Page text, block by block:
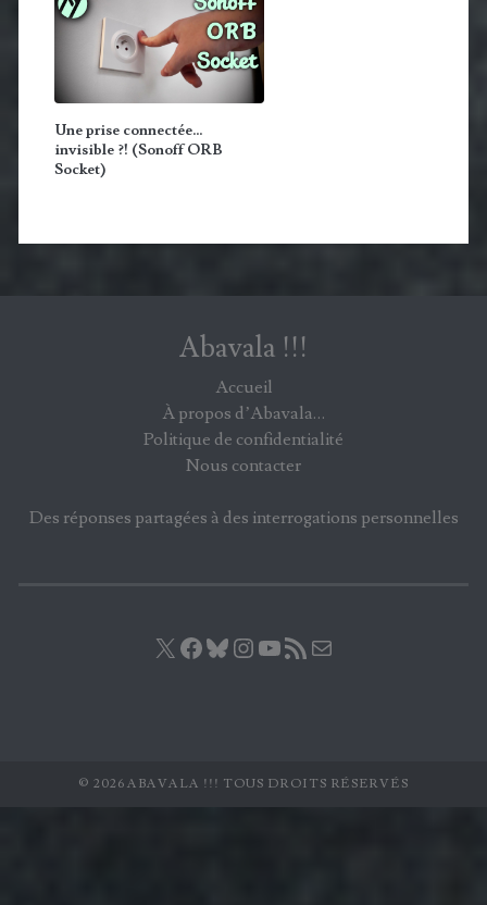
Une prise connectée…
invisible ?! (Sonoff ORB
Socket)
Abavala !!!
Accueil
À propos d’Abavala…
Politique de confidentialité
Nous contacter
Des réponses partagées à des interrogations personnelles
X Facebook
Bluesky
Instagram
YouTube
Flux RSS
© 2026 ABAVALA !!! TOUS DROITS RÉSERVÉS